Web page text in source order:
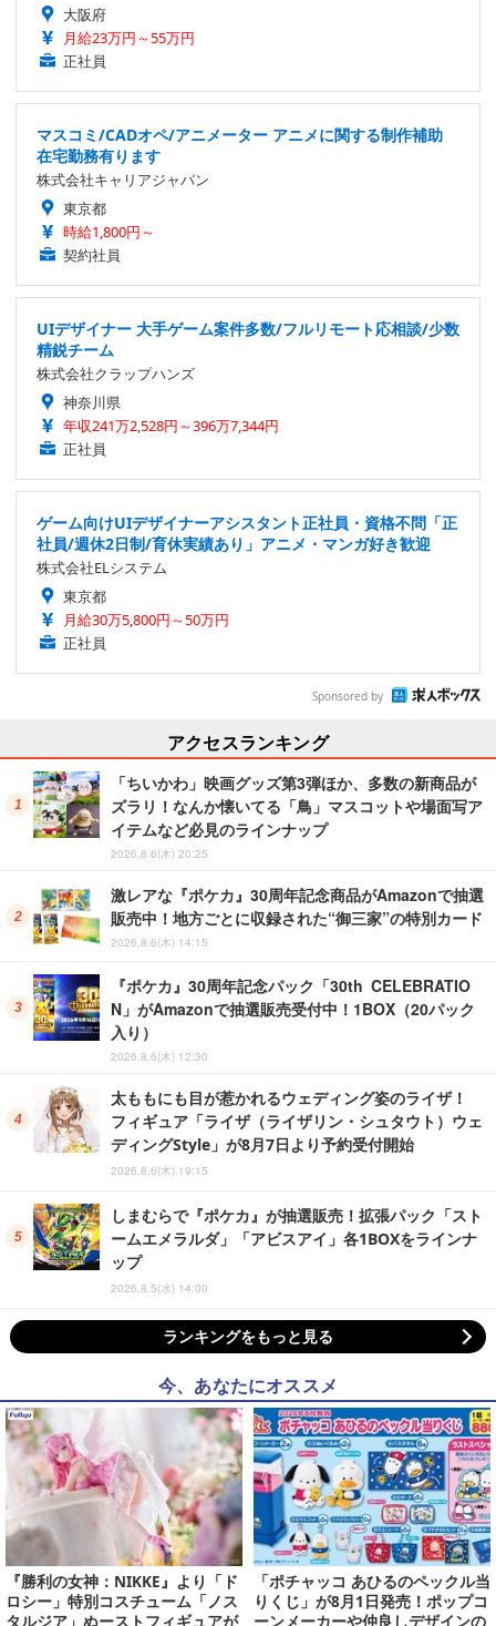
大阪府
月給23万円～55万円
正社員
マスコミ/CADオペ/アニメーター アニメに関する制作補助
在宅勤務有ります
株式会社キャリアジャパン
東京都
時給1,800円～
契約社員
UIデザイナー 大手ゲーム案件多数/フルリモート応相談/少数
精鋭チーム
株式会社クラップハンズ
神奈川県
年収241万2,528円～396万7,344円
正社員
ゲーム向けUIデザイナーアシスタント正社員・資格不問「正
社員/週休2日制/育休実績あり」アニメ・マンガ好き歓迎
株式会社ELシステム
東京都
月給30万5,800円～50万円
正社員
Sponsored by
アクセスランキング
「ちいかわ」映画グッズ第3弾ほか、多数の新商品が
ズラリ！なんか懐いてる「鳥」マスコットや場面写ア
イテムなど必見のラインナップ
2026.8.6(木) 20:25
激レアな『ポケカ』30周年記念商品がAmazonで抽選
販売中！地方ごとに収録された“御三家”の特別カード
2026.8.6(木) 14:15
『ポケカ』30周年記念パック「30th CELEBRATIO
N」がAmazonで抽選販売受付中！1BOX（20パック
入り）
2026.8.6(木) 12:30
太ももにも目が惹かれるウェディング姿のライザ！
フィギュア「ライザ（ライザリン・シュタウト）ウェ
ディングStyle」が8月7日より予約受付開始
2026.8.6(木) 19:15
しまむらで『ポケカ』が抽選販売！拡張パック「スト
ームエメラルダ」「アビスアイ」各1BOXをラインナ
ップ
2026.8.5(水) 14:00
ランキングをもっと見る
今、あなたにオススメ
『勝利の女神：NIKKE』より「ド
ロシー」特別コスチューム「ノス
タルジア」ぬーストフィギュアが
「ポチャッコ あひるのペックル当
りくじ」が8月1日発売！ポップコ
ーンメーカーや仲良しデザインの